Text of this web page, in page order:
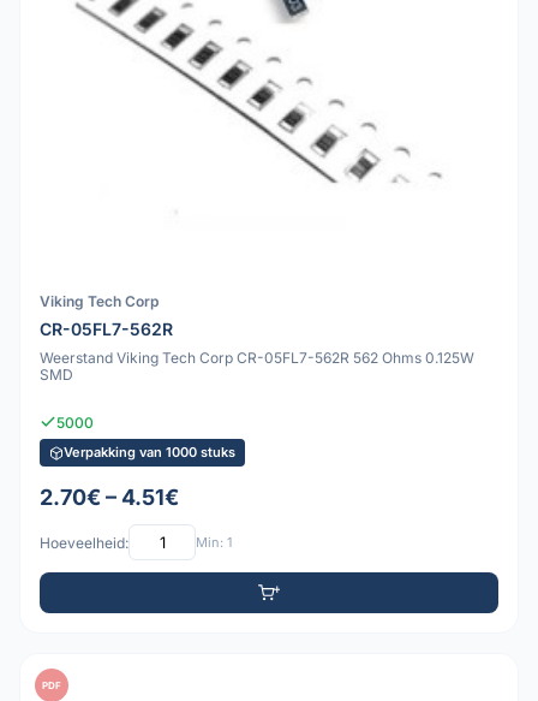
Viking Tech Corp
CR-05FL7-562R
Weerstand Viking Tech Corp CR-05FL7-562R 562 Ohms 0.125W
SMD
5000
Verpakking van 1000 stuks
2.70€ – 4.51€
Hoeveelheid: Min: 1
PDF